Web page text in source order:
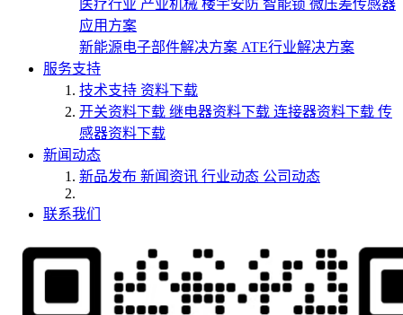
医疗行业 产业机械 楼宇安防 智能锁 微压差传感器
应用方案
新能源电子部件解决方案 ATE行业解决方案
服务支持
技术支持 资料下载
开关资料下载 继电器资料下载 连接器资料下载 传
感器资料下载
新闻动态
新品发布 新闻资讯 行业动态 公司动态
联系我们